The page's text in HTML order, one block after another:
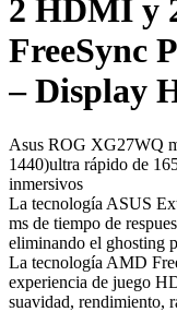
2 HDMI y
FreeSync
– Display
Asus ROG XG27WQ
1440)ultra rápido de
inmersivos
La tecnología ASUS
ms de tiempo de
eliminando el ghosting
La tecnología AMD
experiencia de juego
suavidad, rendimiento,